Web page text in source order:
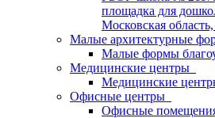
площадка для
Московская
Малые архитектурные
Малые формы
Медицинские центры
Медицинские
Офисные центры
Офисные